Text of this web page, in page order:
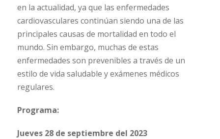
en la actualidad, ya que las enfermedades
cardiovasculares continúan siendo una de las
principales causas de mortalidad en todo el
mundo. Sin embargo, muchas de estas
enfermedades son prevenibles a través de un
estilo de vida saludable y exámenes médicos
regulares.
Programa:
Jueves 28 de septiembre del 2023